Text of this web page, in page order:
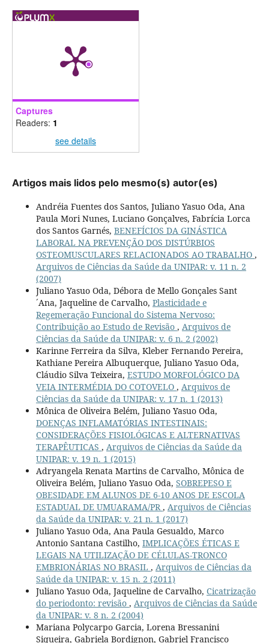
Captures
Readers: 1
see details
Artigos mais lidos pelo mesmo(s) autor(es)
Andréia Fuentes dos Santos, Juliano Yasuo Oda, Ana
Paula Mori Nunes, Luciano Gonçalves, Fabrícia Lorca
dos Santos Garnés, BENEFÍCIOS DA GINÁSTICA
LABORAL NA PREVENÇÃO DOS DISTÚRBIOS
OSTEOMUSCULARES RELACIONADOS AO TRABALHO ,
Arquivos de Ciências da Saúde da UNIPAR: v. 11 n. 2
(2007)
Juliano Yasuo Oda, Débora de Mello Gonçales Sant
´Ana, Jaqueline de Carvalho, Plasticidade e
Regemeração Funcional do Sistema Nervoso:
Contribuição ao Estudo de Revisão , Arquivos de
Ciências da Saúde da UNIPAR: v. 6 n. 2 (2002)
Karinne Ferreira da Silva, Kleber Fernando Pereira,
Kathiane Pereira Albuquerque, Juliano Yasuo Oda,
Cláudio Silva Teixeira, ESTUDO MORFOLÓGICO DA
VEIA INTERMÉDIA DO COTOVELO , Arquivos de
Ciências da Saúde da UNIPAR: v. 17 n. 1 (2013)
Mônica de Oliveira Belém, Juliano Yasuo Oda,
DOENÇAS INFLAMATÓRIAS INTESTINAIS:
CONSIDERAÇÕES FISIOLÓGICAS E ALTERNATIVAS
TERAPÊUTICAS , Arquivos de Ciências da Saúde da
UNIPAR: v. 19 n. 1 (2015)
Adryangela Renata Martins de Carvalho, Mônica de
Oliveira Belém, Juliano Yasuo Oda, SOBREPESO E
OBESIDADE EM ALUNOS DE 6-10 ANOS DE ESCOLA
ESTADUAL DE UMUARAMA/PR, Arquivos de Ciências
da Saúde da UNIPAR: v. 21 n. 1 (2017)
Juliano Yasuo Oda, Ana Paula Gesualdo, Marco
Antonio Santana Castilho, IMPLICAÇÕES ÉTICAS E
LEGAIS NA UTILIZAÇÃO DE CÉLULAS-TRONCO
EMBRIONÁRIAS NO BRASIL , Arquivos de Ciências da
Saúde da UNIPAR: v. 15 n. 2 (2011)
Juliano Yasuo Oda, Jaqueline de Carvalho, Cicatrização
do periodonto: revisão , Arquivos de Ciências da Saúde
da UNIPAR: v. 8 n. 2 (2004)
Mariana Polycarpo Garcia, Lorena Bressanini
Siqueira, Gabriela Bordignon, Gabriel Francisco